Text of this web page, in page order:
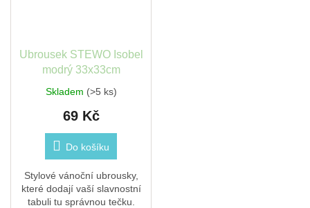
Ubrousek STEWO Isobel
modrý 33x33cm
Skladem (>5 ks)
69 Kč
Do košíku
Stylové vánoční ubrousky,
které dodají vaší slavnostní
tabuli tu správnou tečku.